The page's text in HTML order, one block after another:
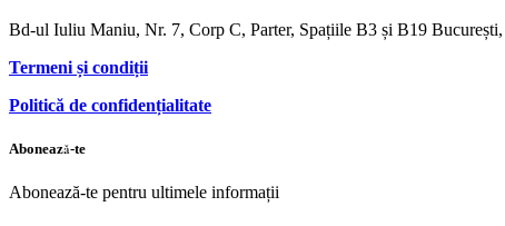
Bd-ul Iuliu Maniu, Nr. 7, Corp C, Parter, Spațiile B3 și B19 București,
Termeni și condiții
Politică de confidențialitate
Abonează-te
Abonează-te pentru ultimele informații